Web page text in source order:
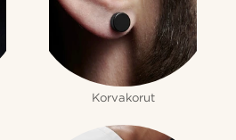
Korvakorut